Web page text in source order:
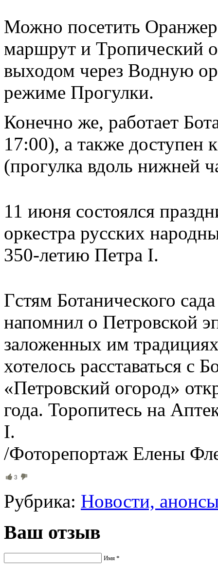
Можно посетить
маршрут и Тропический
выходом через Водную
режиме Прогулки.
Конечно же, работает
17:00), а также доступен
(прогулка вдоль нижней
11 июня состоялся
оркестра русских
350-летию Петра I.
Гстям Ботанического
напомнил о Петровской
заложенных им
хотелось расставаться с
«Петровский огород»
года. Торопитесь на
I.
/Фоторепортаж Елены
3
Рубрика: Новости,
Ваш отзыв
Имя *